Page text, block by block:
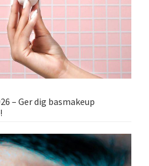
– Ger dig basmakeup